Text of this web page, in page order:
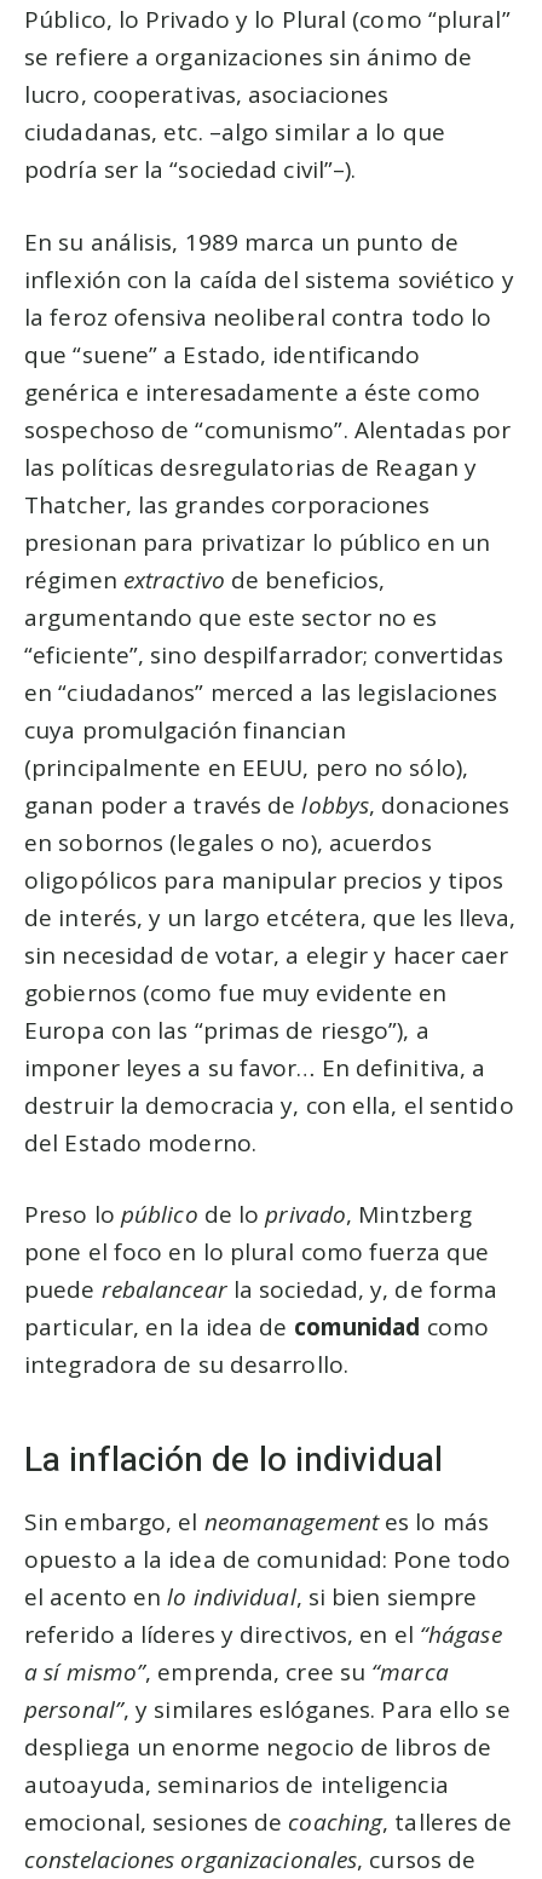
Público, lo Privado y lo Plural (como “plural”
se refiere a organizaciones sin ánimo de
lucro, cooperativas, asociaciones
ciudadanas, etc. –algo similar a lo que
podría ser la “sociedad civil”–).
En su análisis, 1989 marca un punto de
inflexión con la caída del sistema soviético y
la feroz ofensiva neoliberal contra todo lo
que “suene” a Estado, identificando
genérica e interesadamente a éste como
sospechoso de “comunismo”. Alentadas por
las políticas desregulatorias de Reagan y
Thatcher, las grandes corporaciones
presionan para privatizar lo público en un
régimen extractivo de beneficios,
argumentando que este sector no es
“eficiente”, sino despilfarrador; convertidas
en “ciudadanos” merced a las legislaciones
cuya promulgación financian
(principalmente en EEUU, pero no sólo),
ganan poder a través delobbys, donaciones
en sobornos (legales o no), acuerdos
oligopólicos para manipular precios y tipos
de interés, y un largo etcétera, que les lleva,
sin necesidad de votar, a elegir y hacer caer
gobiernos (como fue muy evidente en
Europa con las “primas de riesgo”), a
imponer leyes a su favor… En definitiva, a
destruir la democracia y, con ella, el sentido
del Estado moderno.
Preso lo público de loprivado, Mintzberg
pone el foco en lo plural como fuerza que
puede rebalancearla sociedad, y, de forma
particular, en la idea de comunidad como
integradora de su desarrollo.
La inflación de lo individual
Sin embargo, el neomanagementes lo más
opuesto a la idea de comunidad: Pone todo
el acento enlo individual, si bien siempre
referido a líderes y directivos, en el “hágase
a sí mismo”, emprenda, cree su “marca
personal”, y similares eslóganes. Para ello se
despliega un enorme negocio de libros de
autoayuda, seminarios de inteligencia
emocional, sesiones de coaching, talleres de
constelaciones organizacionales, cursos de